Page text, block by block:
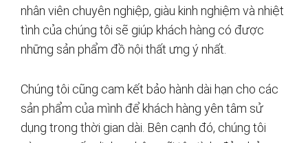
nhân viên chuyên nghiệp, giàu kinh nghiệm và nhiệt
tình của chúng tôi sẽ giúp khách hàng có được
những sản phẩm đồ nội thất ưng ý nhất.
Chúng tôi cũng cam kết bảo hành dài hạn cho các
sản phẩm của mình để khách hàng yên tâm sử
dụng trong thời gian dài. Bên cạnh đó, chúng tôi